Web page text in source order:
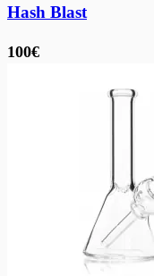
Hash Blast
100€